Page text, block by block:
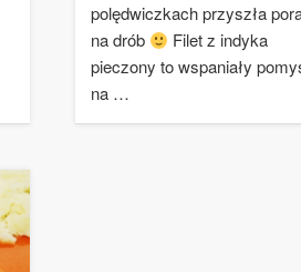
polędwiczkach przyszła
na drób
Filet z indyka
pieczony to wspaniały
na …